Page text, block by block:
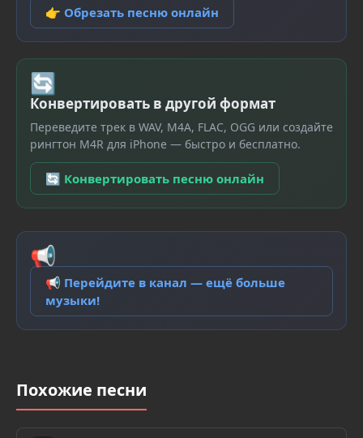
👉 Обрезать песню онлайн
🔄
Конвертировать в другой формат
Переведите трек в WAV, M4A, FLAC, OGG или создайте
рингтон M4R для iPhone — быстро и бесплатно.
🔄 Конвертировать песню онлайн
📢
📢 Перейдите в канал — ещё больше
музыки!
Похожие песни